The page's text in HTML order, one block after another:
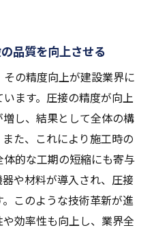
たらす建設業界の変遷
導く建設の未来
可能な建設の未来予想
から見る建設の新しい
建設業に与える影響
の新しい応用
愛知県の取り組み
品質を向上させる
の精度向上が建設業界に
ます。圧接の精度が向上
し、結果として全体の構
た、これにより施工時の
的な工期の短縮にも寄与
や材料が導入され、圧接
このような技術革新が進
効率性も向上し、業界全